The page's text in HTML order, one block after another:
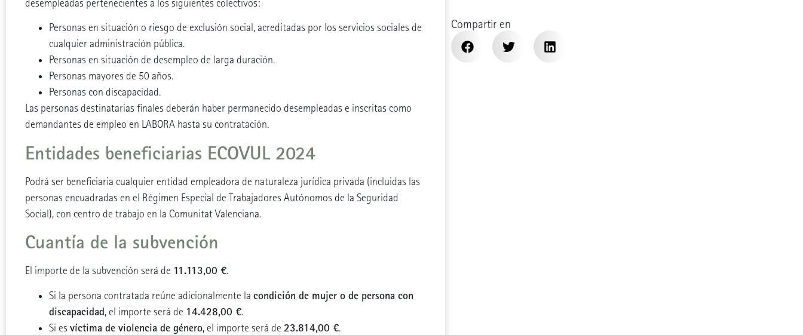
desempleadas pertenecientes a los siguientes colectivos:
Personas en situación o riesgo de exclusión social, acreditadas por los servicios sociales de
cualquier administración pública.
Personas en situación de desempleo de larga duración.
Personas mayores de 50 años.
Personas con discapacidad.
Las personas destinatarias finales deberán haber permanecido desempleadas e inscritas como
demandantes de empleo en LABORA hasta su contratación.
Entidades beneficiarias ECOVUL 2024
Podrá ser beneficiaria cualquier entidad empleadora de naturaleza jurídica privada (incluidas las
personas encuadradas en el Régimen Especial de Trabajadores Autónomos de la Seguridad
Social), con centro de trabajo en la Comunitat Valenciana.
Cuantía de la subvención
El importe de la subvención será de 11.113,00 €.
Si la persona contratada reúne adicionalmente lacondición de mujer o de persona con
discapacidad, el importe será de 14.428,00 €.
Si esvíctima de violencia de género, el importe será de 23.814,00 €.
Compartir en